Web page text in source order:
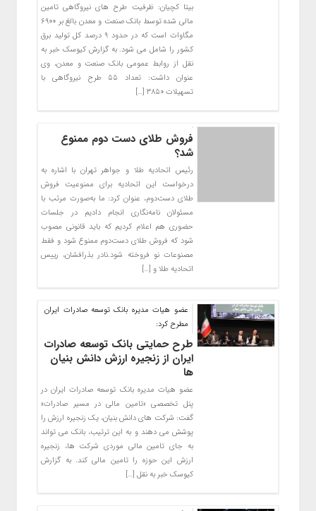
بیتا کچیان: ظرفیت طرح های نیروگاهی تامین
مالی شده توسط بانک صنعت و معدن بالغ بر ۶۹۰۰
مگاوات است که در حدود ۹ درصد کل تولید برق
کشور را شامل می شود. به گزارش کیوسک خبر به
نقل از روابط عمومی بانک صنعت و معدن، وی
عنوان داشت: تعداد ۵۵ طرح نیروگاهی با
تسهیلات ۳۸۵۰ […]
فروش طلای دست دوم ممنوع
شد؟
رئیس اتحادیه طلا و جواهر تهران با اشاره به
درخواست این اتحادیه برای ممنوعیت فروش
طلای دست‌دوم، عنوان کرد: ما به‌صورت مرتب با
مسئولان نامه‌نگاری انجام دادیم در جلسات
حضوری هم اعلام کردیم که باید قانونی مصوب
شود که فروش طلای دست‌دوم ممنوع شود و فقط
مصنوعات نو فروخته شود.نادر بذرافشان، رییس
اتحادیه طلا و […]
عضو هیات مدیره بانک توسعه صادرات ایران
مطرح کرد:
طرح حمایتی بانک توسعه صادرات
ایران از زنجیره ارزش دانش بنیان
ها
عضو هیات مدیره بانک توسعه صادرات ایران در
پنل تخصصی «تامین مالی در مسیر صادرات»
گفت: شرکت های دانش بنیان، یک زنجیره ارزش را
پوشش می دهند و به این ترتیب، بانک می تواند
به جای تامین مالی موردی شرکت ها، زنجیره
ارزش این حوزه را تامین مالی کند. به گزارش
کیوسک خبر به نقل […]